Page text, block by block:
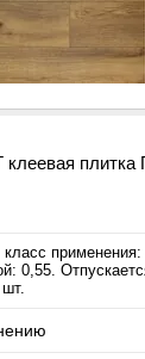
клеевая
0,55.